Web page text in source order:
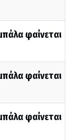
φαίνεται
φαίνεται
φαίνεται